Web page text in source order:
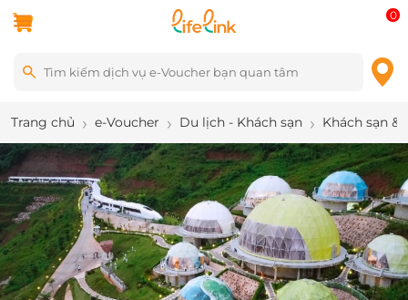
0
Trang chủ e-Voucher Du lịch - Khách sạn Khách sạn &